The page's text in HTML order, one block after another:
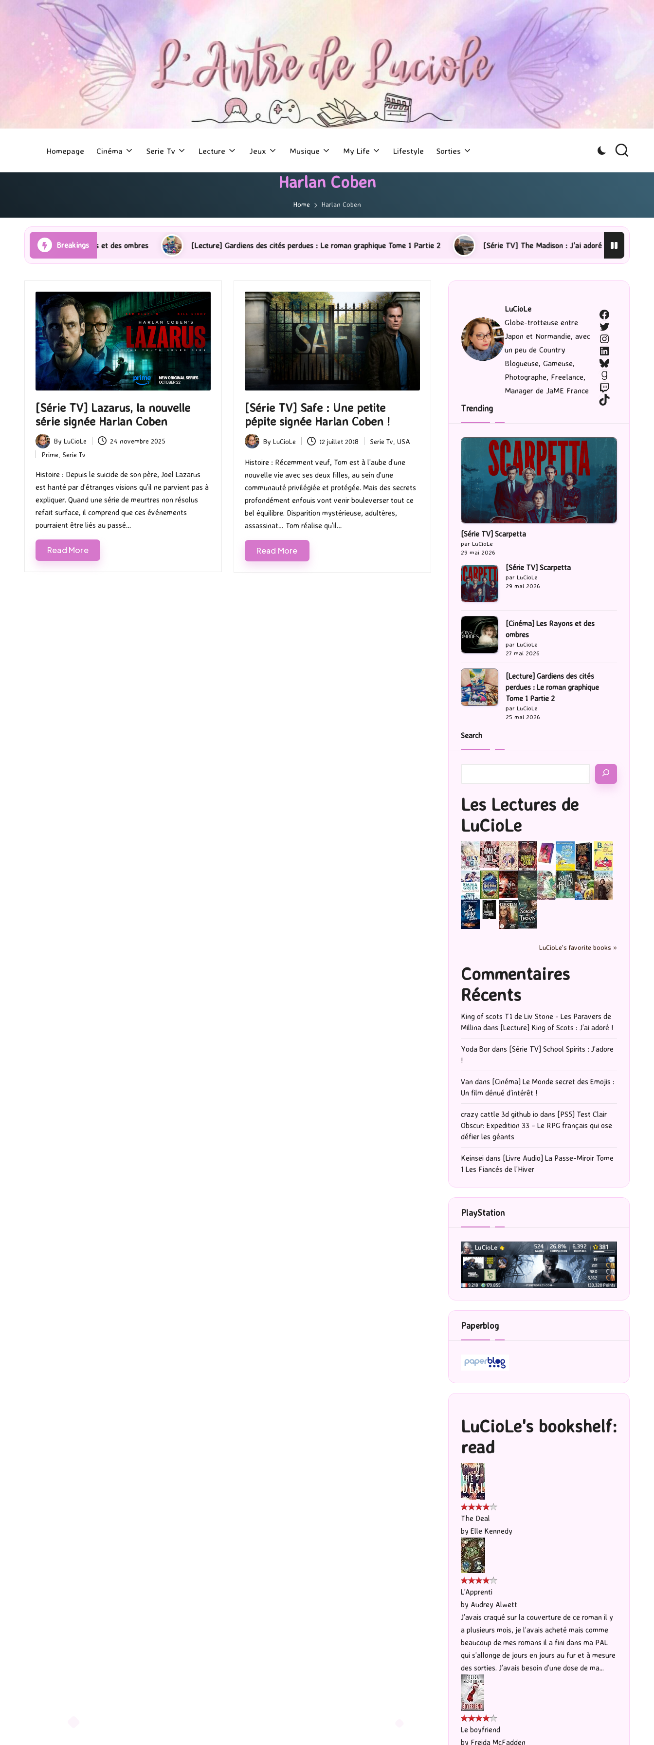
Homepage Cinéma Serie Tv Lecture Jeux Musique My Life Lifestyle Sorties
Harlan Coben
Home Harlan Coben
Breakings
Rayons et des ombres [Lecture] Gardiens des cités perdues : Le roman graphique Tome 1 Partie 2 [Série TV] The Madison : J’ai adoré ! [Lecture] La femme
[Série TV] Lazarus, la nouvelle
série signée Harlan Coben
Posted
by
By LuCioLe 24 novembre 2025
Posted
in
Prime Serie Tv
Histoire : Depuis le suicide de son père, Joel Lazarus
est hanté par d’étranges visions qu’il ne parvient pas à
expliquer. Quand une série de meurtres non résolus
refait surface, il comprend que ces événements
pourraient être liés au passé…
Read More
[Série TV] Safe : Une petite
pépite signée Harlan Coben !
Posted
by
By LuCioLe 12 juillet 2018
Posted
in
Serie Tv ,USA
Histoire : Récemment veuf, Tom est à l’aube d’une
nouvelle vie avec ses deux filles, au sein d’une
communauté privilégiée et protégée. Mais des secrets
profondément enfouis vont venir bouleverser tout ce
bel équilibre. Disparition mystérieuse, adultères,
assassinat… Tom réalise qu’il…
Read More
LuCioLe
Globe-trotteuse entre
Japon et Normandie, avec
un peu de Country
Blogueuse, Gameuse,
Photographe, Freelance,
Manager de JaME France
Facebook
Twitter
Instagram
LinkedIn
Bluesky
Goodreads
Twitch
TikTok
Trending
[Série TV] Scarpetta
par LuCioLe
29 mai 2026
[Série TV] Scarpetta
par LuCioLe
29 mai 2026
[Cinéma] Les Rayons et des
ombres
par LuCioLe
27 mai 2026
[Lecture] Gardiens des cités
perdues : Le roman graphique
Tome 1 Partie 2
par LuCioLe
25 mai 2026
Search
Les Lectures de
LuCioLe
LuCioLe's favorite books »
Commentaires
Récents
King of scots T1 de Liv Stone - Les Paravers de
Millinadans [Lecture] King of Scots : J’ai adoré !
Yoda Bordans [Série TV] School Spirits : J’adore
!
Van dans [Cinéma] Le Monde secret des Emojis :
Un film dénué d’intérêt !
crazy cattle 3d github io dans [PS5] Test Clair
Obscur: Expedition 33 – Le RPG français qui ose
défier les géants
Keinseidans [Livre Audio] La Passe-Miroir Tome
1 Les Fiancés de l’Hiver
PlayStation
Paperblog
LuCioLe's bookshelf:
read
The Deal
by Elle Kennedy
L'Apprenti
by Audrey Alwett
J’avais craqué sur la couverture de ce roman il y
a plusieurs mois, je l’avais acheté mais comme
beaucoup de mes romans il a fini dans ma PAL
qui s’allonge de jours en jours au fur et à mesure
des sorties. J’avais besoin d’une dose de ma...
Le boyfriend
by Freida McFadden